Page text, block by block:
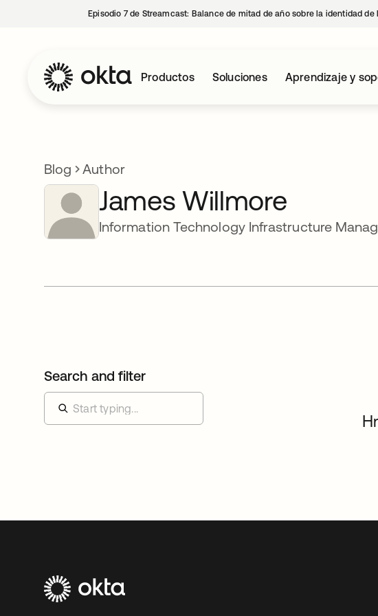
Episodio 7 de Streamcast: Balance de mitad de año sobre la identidad de
Productos Soluciones Aprendizaje y
Blog Author
James Willmore
Information Technology Infrastructure
Search and filter